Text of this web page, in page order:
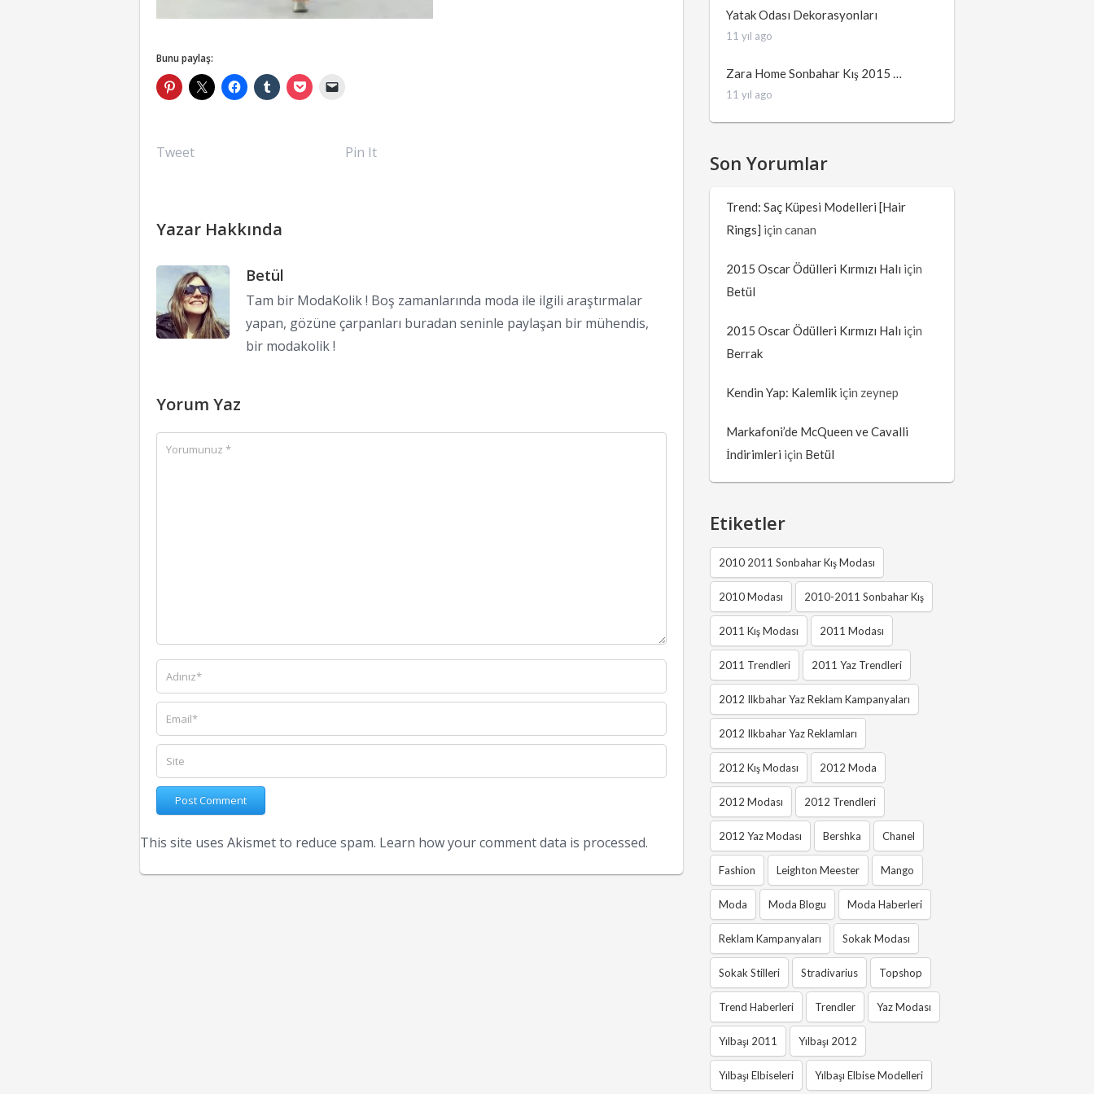
Bunu paylaş:
Tweet Pin It
Yazar Hakkında
Betül
Tam bir ModaKolik ! Boş zamanlarında moda ile ilgili araştırmalar
yapan, gözüne çarpanları buradan seninle paylaşan bir mühendis,
bir modakolik !
Yorum Yaz
This site uses Akismet to reduce spam. Learn how your comment data is processed.
Yatak Odası Dekorasyonları
11 yıl ago
Zara Home Sonbahar Kış 2015 …
11 yıl ago
Son Yorumlar
Trend: Saç Küpesi Modelleri [Hair
Rings] için canan
2015 Oscar Ödülleri Kırmızı Halı için
Betül
2015 Oscar Ödülleri Kırmızı Halı için
Berrak
Kendin Yap: Kalemlik için zeynep
Markafoni’de McQueen ve Cavalli
İndirimleri için Betül
Etiketler
2010 2011 Sonbahar Kış Modası
2010 Modası 2010-2011 Sonbahar Kış
2011 Kış Modası 2011 Modası
2011 Trendleri 2011 Yaz Trendleri
2012 Ilkbahar Yaz Reklam Kampanyaları
2012 Ilkbahar Yaz Reklamları
2012 Kış Modası 2012 Moda
2012 Modası 2012 Trendleri
2012 Yaz Modası Bershka Chanel
Fashion Leighton Meester Mango
Moda Moda Blogu Moda Haberleri
Reklam Kampanyaları Sokak Modası
Sokak Stilleri Stradivarius Topshop
Trend Haberleri Trendler Yaz Modası
Yılbaşı 2011 Yılbaşı 2012
Yılbaşı Elbiseleri Yılbaşı Elbise Modelleri